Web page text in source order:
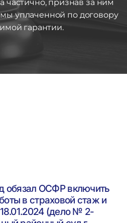
частично, признав за ним
уплаченной по договору
гарантии.
обязал ОСФР включить
в страховой стаж и
(дело № 2-